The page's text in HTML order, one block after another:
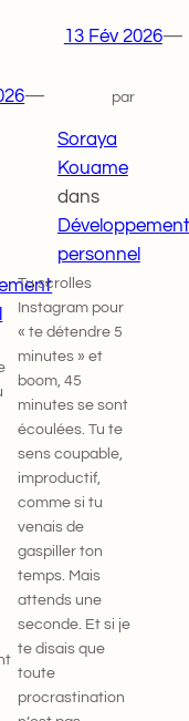
—
13 Fév 2026—
par
Soraya
Kouame
dans
Développement
personnel
Tu scrolles
Instagram pour
« te détendre 5
minutes » et
boom, 45
minutes se sont
écoulées. Tu te
sens coupable,
improductif,
comme si tu
venais de
gaspiller ton
temps. Mais
attends une
seconde. Et si je
te disais que
toute
procrastination